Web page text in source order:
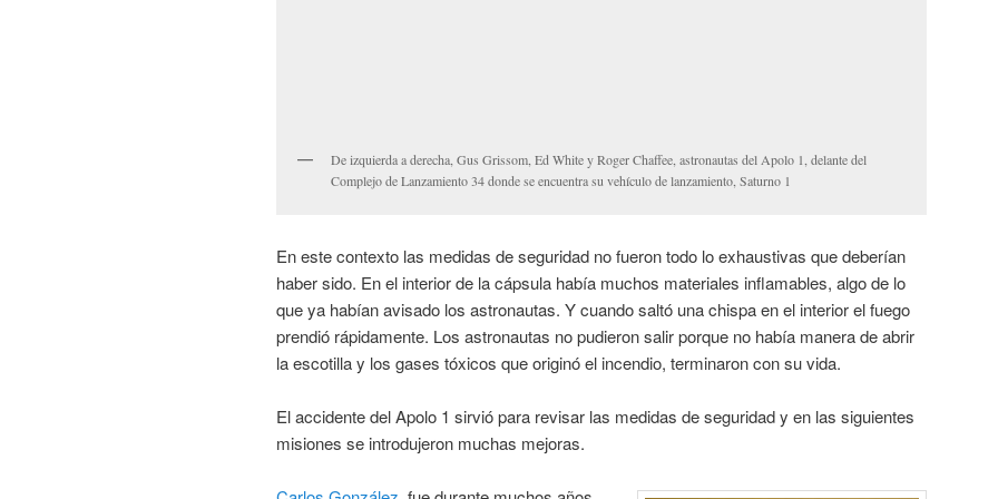
De izquierda a derecha, Gus Grissom, Ed White y Roger Chaffee, astronautas del Apolo 1, delante del
Complejo de Lanzamiento 34 donde se encuentra su vehículo de lanzamiento, Saturno 1
En este contexto las medidas de seguridad no fueron todo lo exhaustivas que deberían
haber sido. En el interior de la cápsula había muchos materiales inflamables, algo de lo
que ya habían avisado los astronautas. Y cuando saltó una chispa en el interior el fuego
prendió rápidamente. Los astronautas no pudieron salir porque no había manera de abrir
la escotilla y los gases tóxicos que originó el incendio, terminaron con su vida.
El accidente del Apolo 1 sirvió para revisar las medidas de seguridad y en las siguientes
misiones se introdujeron muchas mejoras.